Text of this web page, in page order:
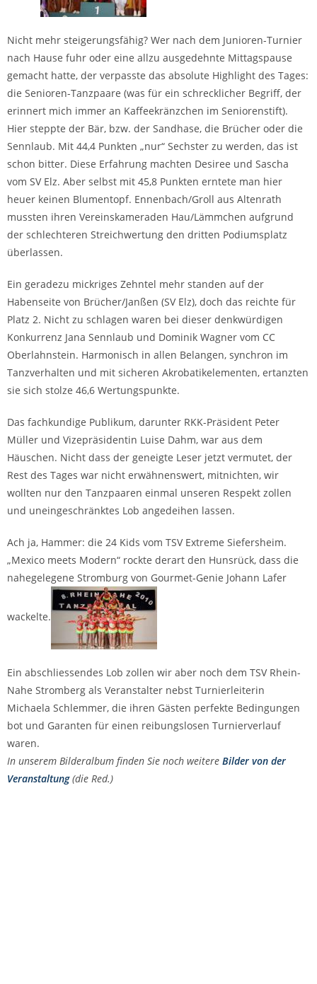
Nicht mehr steigerungsfähig? Wer nach dem Junioren-Turnier
nach Hause fuhr oder eine allzu ausgedehnte Mittagspause
gemacht hatte, der verpasste das absolute Highlight des Tages:
die Senioren-Tanzpaare (was für ein schrecklicher Begriff, der
erinnert mich immer an Kaffeekränzchen im Seniorenstift).
Hier steppte der Bär, bzw. der Sandhase, die Brücher oder die
Sennlaub. Mit 44,4 Punkten „nur“ Sechster zu werden, das ist
schon bitter. Diese Erfahrung machten Desiree und Sascha
vom SV Elz. Aber selbst mit 45,8 Punkten erntete man hier
heuer keinen Blumentopf. Ennenbach/Groll aus Altenrath
mussten ihren Vereinskameraden Hau/Lämmchen aufgrund
der schlechteren Streichwertung den dritten Podiumsplatz
überlassen.
Ein geradezu mickriges Zehntel mehr standen auf der
Habenseite von Brücher/Janßen (SV Elz), doch das reichte für
Platz 2. Nicht zu schlagen waren bei dieser denkwürdigen
Konkurrenz Jana Sennlaub und Dominik Wagner vom CC
Oberlahnstein. Harmonisch in allen Belangen, synchron im
Tanzverhalten und mit sicheren Akrobatikelementen, ertanzten
sie sich stolze 46,6 Wertungspunkte.
Das fachkundige Publikum, darunter RKK-Präsident Peter
Müller und Vizepräsidentin Luise Dahm, war aus dem
Häuschen. Nicht dass der geneigte Leser jetzt vermutet, der
Rest des Tages war nicht erwähnenswert, mitnichten, wir
wollten nur den Tanzpaaren einmal unseren Respekt zollen
und uneingeschränktes Lob angedeihen lassen.
Ach ja, Hammer: die 24 Kids vom TSV Extreme Siefersheim.
„Mexico meets Modern“ rockte derart den Hunsrück, dass die
nahegelegene Stromburg von Gourmet-Genie Johann Lafer
wackelte.
Ein abschliessendes Lob zollen wir aber noch dem TSV Rhein-
Nahe Stromberg als Veranstalter nebst Turnierleiterin
Michaela Schlemmer, die ihren Gästen perfekte Bedingungen
bot und Garanten für einen reibungslosen Turnierverlauf
waren.
In unserem Bilderalbum finden Sie noch weitere Bilder von der
Veranstaltung(die Red.)